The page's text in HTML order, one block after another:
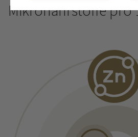
Mikronährstoffe pro